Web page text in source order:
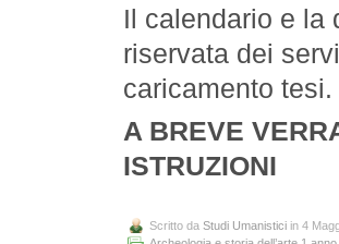
Il calendario e la
riservata dei
caricamento tesi.
A BREVE
ISTRUZIONI
Scritto da Studi Umanistici in 4